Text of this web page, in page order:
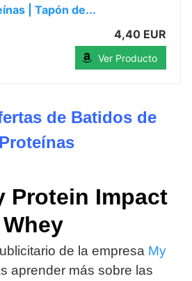
| Tapón de...
4,40 EUR
Ver Producto
de Batidos de
Proteínas
Protein Impact
Whey
de la empresa My
aprender más sobre las